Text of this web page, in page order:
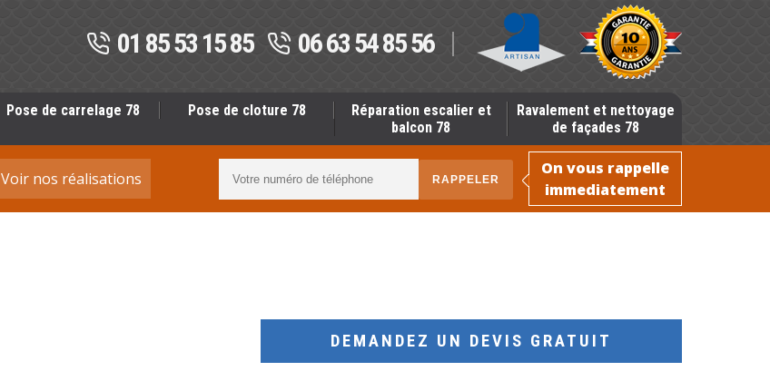
01 85 53 15 85 06 63 54 85 56
Pose de carrelage 78 Pose de cloture 78
Réparation escalier et
balcon 78
Ravalement et nettoyage
de façades 78
Voir nos réalisations
On vous rappelle
immediatement
DEMANDEZ UN DEVIS GRATUIT